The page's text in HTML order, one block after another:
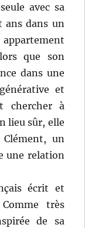
avec sa
dans un
que son
dans une
et
chercher à
lieu sûr, elle
un
une relation
écrit et
très
de sa